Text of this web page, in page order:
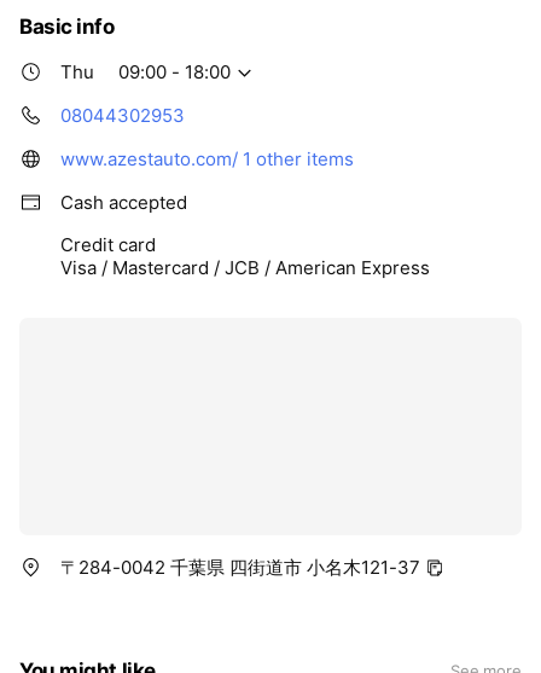
Basic info
Thu
09:00 - 18:00
08044302953
www.azestauto.com/ 1 other items
Cash accepted
Credit card
Visa / Mastercard / JCB / American Express
〒284-0042 千葉県 四街道市 小名木121-37